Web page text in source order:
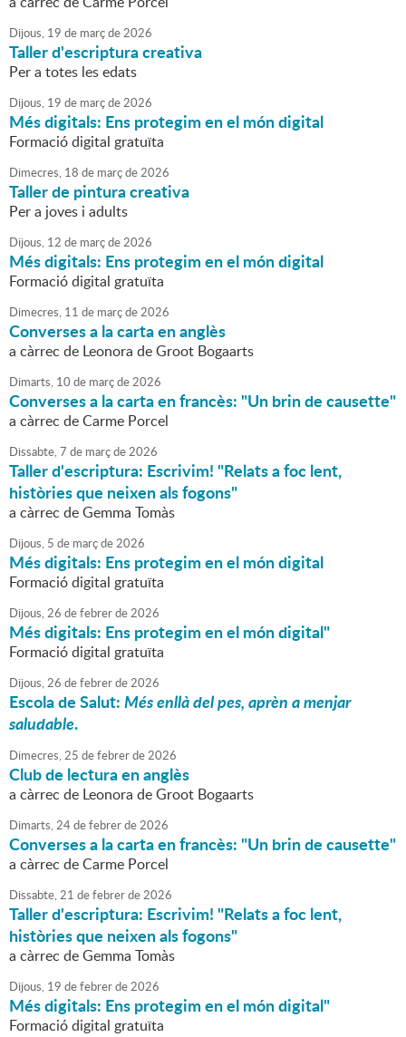
Dijous, 19 de marçde2026
Taller d'escriptura creativa
Per a totes les edats
Dijous, 19 de marçde2026
Més digitals: Ens protegim en el món digital
Formació digital gratuïta
Dimecres, 18 de marçde2026
Taller de pintura creativa
Per a joves i adults
Dijous, 12 de marçde2026
Més digitals: Ens protegim en el món digital
Formació digital gratuïta
Dimecres, 11 de marçde2026
Converses a la carta en anglès
a càrrec de Leonora de Groot Bogaarts
Dimarts, 10 de marçde2026
Converses a la carta en francès: "Un brin de causette"
a càrrec de Carme Porcel
Dissabte,7 de marçde2026
Taller d'escriptura: Escrivim! "Relats a foc lent,
històries que neixen als fogons"
a càrrec de Gemma Tomàs
Dijous, 5 de marçde2026
Més digitals: Ens protegim en el món digital
Formació digital gratuïta
Dijous,26 defebrerde2026
Més digitals: Ens protegim en el món digital"
Formació digital gratuïta
Dijous,26 defebrerde2026
Escola de Salut:Més enllà del pes, aprèn a menjar
saludable.
Dimecres,25 defebrerde2026
Club de lectura en anglès
a càrrec de Leonora de Groot Bogaarts
Dimarts,24defebrerde2026
Converses a la carta en francès: "Un brin de causette"
a càrrec de Carme Porcel
Dissabte,21 defebrerde2026
Taller d'escriptura: Escrivim! "Relats a foc lent,
històries que neixen als fogons"
a càrrec de Gemma Tomàs
Dijous, 19 defebrerde2026
Més digitals: Ens protegim en el món digital"
Formació digital gratuïta